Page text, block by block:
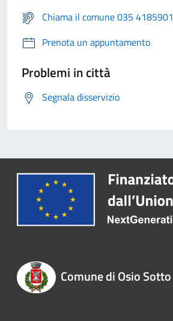
Chiama il comune 035 4185901
Prenota un appuntamento
Problemi in città
Segnala disservizio
Comune di Osio Sotto